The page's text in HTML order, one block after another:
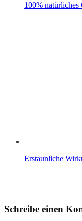
100%
Erstaunliche
Schreibe einen